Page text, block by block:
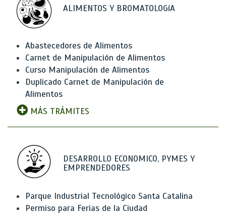
ALIMENTOS Y BROMATOLOGíA
Abastecedores de Alimentos
Carnet de Manipulación de Alimentos
Curso Manipulación de Alimentos
Duplicado Carnet de Manipulación de
Alimentos
MÁS TRÁMITES
DESARROLLO ECONOMICO, PYMES Y
EMPRENDEDORES
Parque Industrial Tecnológico Santa Catalina
Permiso para Ferias de la Ciudad